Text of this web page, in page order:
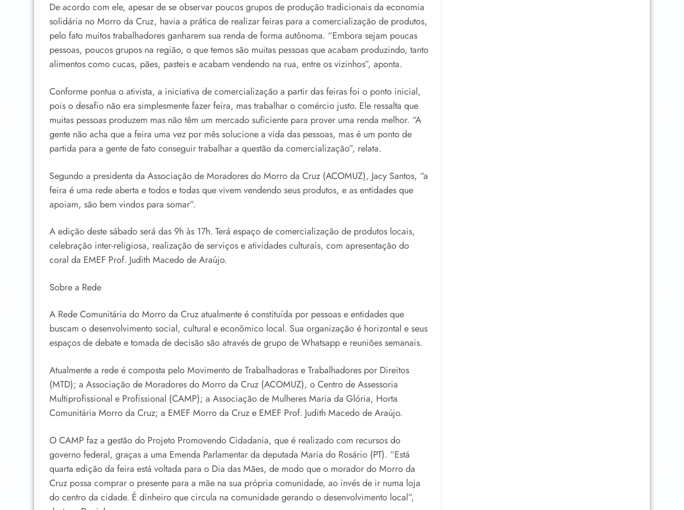
De acordo com ele, apesar de se observar poucos grupos de produção tradicionais da economia
solidária no Morro da Cruz, havia a prática de realizar feiras para a comercialização de produtos,
pelo fato muitos trabalhadores ganharem sua renda de forma autônoma. “Embora sejam poucas
pessoas, poucos grupos na região, o que temos são muitas pessoas que acabam produzindo, tanto
alimentos como cucas, pães, pasteis e acabam vendendo na rua, entre os vizinhos”, aponta.
Conforme pontua o ativista, a iniciativa de comercialização a partir das feiras foi o ponto inicial,
pois o desafio não era simplesmente fazer feira, mas trabalhar o comércio justo. Ele ressalta que
muitas pessoas produzem mas não têm um mercado suficiente para prover uma renda melhor. “A
gente não acha que a feira uma vez por mês solucione a vida das pessoas, mas é um ponto de
partida para a gente de fato conseguir trabalhar a questão da comercialização”, relata.
Segundo a presidenta da Associação de Moradores do Morro da Cruz (ACOMUZ), Jacy Santos, “a
feira é uma rede aberta e todos e todas que vivem vendendo seus produtos, e as entidades que
apoiam, são bem vindos para somar”.
A edição deste sábado será das 9h às 17h. Terá espaço de comercialização de produtos locais,
celebração inter-religiosa, realização de serviços e atividades culturais, com apresentação do
coral da EMEF Prof. Judith Macedo de Araújo.
Sobre a Rede
A Rede Comunitária do Morro da Cruz atualmente é constituída por pessoas e entidades que
buscam o desenvolvimento social, cultural e econômico local. Sua organização é horizontal e seus
espaços de debate e tomada de decisão são através de grupo de Whatsapp e reuniões semanais.
Atualmente a rede é composta pelo Movimento de Trabalhadoras e Trabalhadores por Direitos
(MTD); a Associação de Moradores do Morro da Cruz (ACOMUZ), o Centro de Assessoria
Multiprofissional e Profissional (CAMP); a Associação de Mulheres Maria da Glória, Horta
Comunitária Morro da Cruz; a EMEF Morro da Cruz e EMEF Prof. Judith Macedo de Araújo.
O CAMP faz a gestão do Projeto Promovendo Cidadania, que é realizado com recursos do
governo federal, graças a uma Emenda Parlamentar da deputada Maria do Rosário (PT). “Está
quarta edição da feira está voltada para o Dia das Mães, de modo que o morador do Morro da
Cruz possa comprar o presente para a mãe na sua própria comunidade, ao invés de ir numa loja
do centro da cidade. É dinheiro que circula na comunidade gerando o desenvolvimento local”,